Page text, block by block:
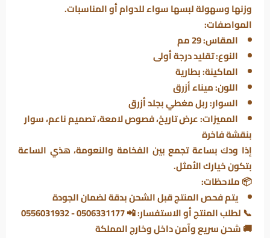
وزنها وسهولة لبسها سواء للدوام أو المناسبات.
المواصفات:
المقاس: 29 مم
النوع: تقليد درجة أولى
الماكينة: بطارية
اللون: ميناء أزرق
السوار: ربل مغطي بجلد أزرق
المميزات: عرض تاريخ، فصوص لامعة، تصميم ناعم، سوار
بنقشة فاخرة
إذا ودك بساعة تجمع بين الفخامة والنعومة، هذي الساعة
بتكون خيارك الأمثل.
📦 ملاحظات:
يتم فحص المنتج قبل الشحن بدقة لضمان الجودة
📞 لطلب المنتج أو الاستفسار: 📲 0506331177 - 0556031932
🚚 شحن سريع وآمن داخل وخارج المملكة